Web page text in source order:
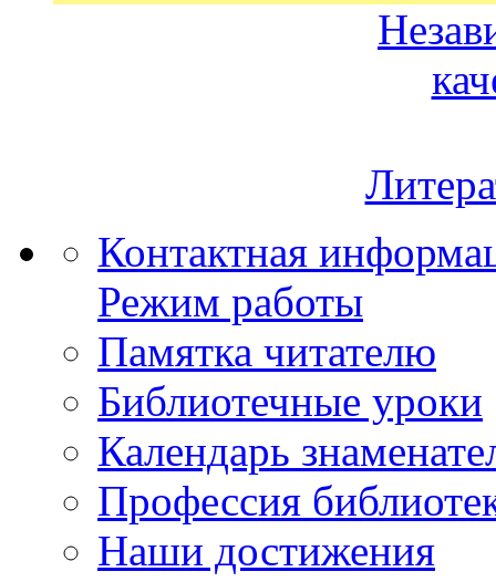
Контактная
Режим работы
Памятка читателю
Библиотечные уроки
Календарь
Профессия
Наши достижения